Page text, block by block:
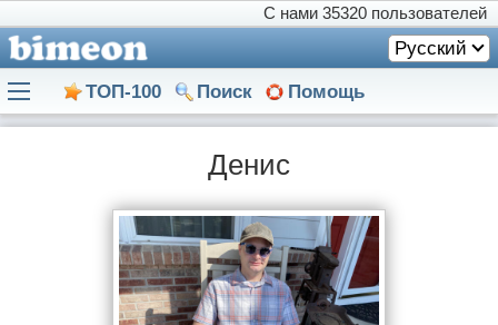
С нами 35320 пользователей
Русский
ТОП-100 Поиск Помощь
Денис